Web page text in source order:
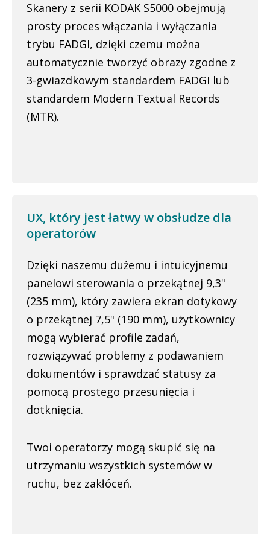
Skanery z serii KODAK S5000 obejmują
prosty proces włączania i wyłączania
trybu FADGI, dzięki czemu można
automatycznie tworzyć obrazy zgodne z
3-gwiazdkowym standardem FADGI lub
standardem Modern Textual Records
(MTR).
UX, który jest łatwy w obsłudze dla
operatorów
Dzięki naszemu dużemu i intuicyjnemu
panelowi sterowania o przekątnej 9,3"
(235 mm), który zawiera ekran dotykowy
o przekątnej 7,5" (190 mm), użytkownicy
mogą wybierać profile zadań,
rozwiązywać problemy z podawaniem
dokumentów i sprawdzać statusy za
pomocą prostego przesunięcia i
dotknięcia.
Twoi operatorzy mogą skupić się na
utrzymaniu wszystkich systemów w
ruchu, bez zakłóceń.